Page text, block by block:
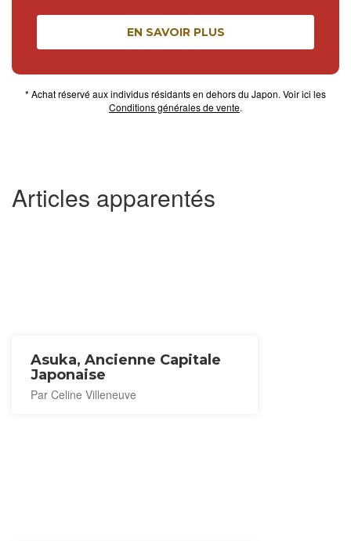
Articles apparentés
Asuka, Ancienne Capitale
Japonaise
Par Celine Villeneuve
EN SAVOIR PLUS
* Achat réservé aux individus résidants en dehors du Japon. Voir ici les
Conditions générales de vente.